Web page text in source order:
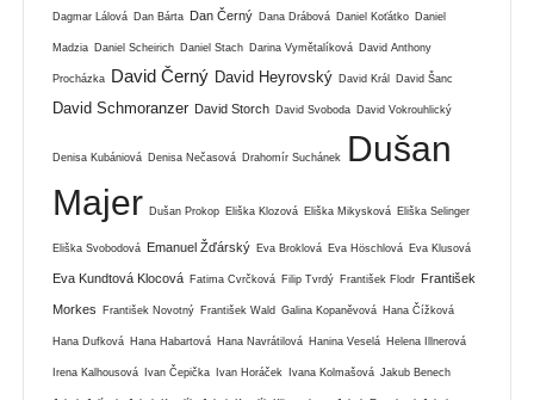
Dagmar Lálová Dan Bárta Dan Černý Dana Drábová Daniel Koťátko Daniel
Madzia Daniel Scheirich Daniel Stach Darina Vymětalíková David Anthony
Procházka David Černý David Heyrovský David Král David Šanc
David Schmoranzer David Storch David Svoboda David Vokrouhlický
Denisa Kubániová Denisa Nečasová Drahomír Suchánek
Dušan
Majer Dušan Prokop Eliška Klozová Eliška Mikysková Eliška Selinger
Eliška Svobodová Emanuel Žďárský Eva Broklová Eva Höschlová Eva Klusová
Eva Kundtová Klocová Fatima Cvrčková Filip Tvrdý František Flodr František
Morkes František Novotný František Wald Galina Kopaněvová Hana Čížková
Hana Dufková Hana Habartová Hana Navrátilová Hanina Veselá Helena Illnerová
Irena Kalhousová Ivan Čepička Ivan Horáček Ivana Kolmašová Jakub Benech